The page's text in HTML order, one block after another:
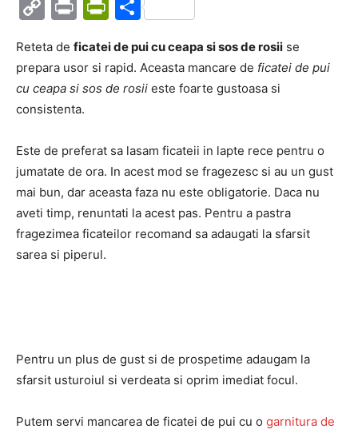
CopyPrintPrintFriendly
Partajează
Reteta de ficatei de pui cu ceapa si sos de rosii se
prepara usor si rapid. Aceasta mancare de ficatei de pui
cu ceapa si sos de rosii este foarte gustoasa si
consistenta.
Este de preferat sa lasam ficateii in lapte rece pentru o
jumatate de ora. In acest mod se fragezesc si au un gust
mai bun, dar aceasta faza nu este obligatorie. Daca nu
aveti timp, renuntati la acest pas. Pentru a pastra
fragezimea ficateilor recomand sa adaugati la sfarsit
sarea si piperul.
Pentru un plus de gust si de prospetime adaugam la
sfarsit usturoiul si verdeata si oprim imediat focul.
Putem servi mancarea de ficatei de pui cu o garnitura de